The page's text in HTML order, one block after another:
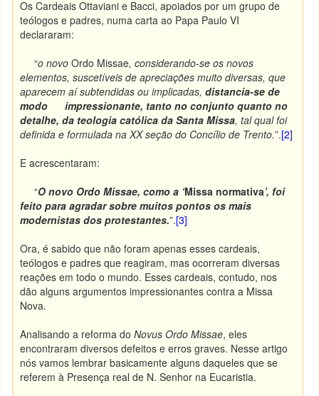
Os Cardeais Ottaviani e Bacci, apoiados por um grupo de
teólogos e padres, numa carta ao Papa Paulo VI
declararam:
“o novoOrdo Missae, considerando-se os novos
elementos, suscetíveis de apreciações muito diversas, que
aparecem aí subtendidas ou implicadas,distancia-se de
modo impressionante, tanto no conjunto quanto no
detalhe, da teologia católica da Santa Missa, tal qual foi
definida e formulada na XX seção do Concílio de Trento.”.[2]
E acrescentaram:
“O novo Ordo Missae, como a ‘Missa normativa’, foi
feito para agradar sobre muitos pontos os mais
modernistas dos protestantes.”.[3]
Ora, é sabido que não foram apenas esses cardeais,
teólogos e padres que reagiram, mas ocorreram diversas
reações em todo o mundo. Esses cardeais, contudo, nos
dão alguns argumentos impressionantes contra a Missa
Nova.
Analisando a reforma doNovus Ordo Missae, eles
encontraram diversos defeitos e erros graves. Nesse artigo
nós vamos lembrar basicamente alguns daqueles que se
referem à Presença real de N. Senhor na Eucaristia.